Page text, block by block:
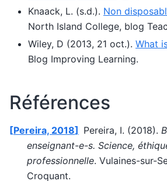
Knaack, L. (s.d.). Non
North Island College, blog
Wiley, D (2013, 21 oct.). What
Blog Improving Learning.
Références
Pereira, 2018 Pereira, I. (2018).
enseignant-e-s. Science,
professionnelle. Vulaines-sur-
Croquant.